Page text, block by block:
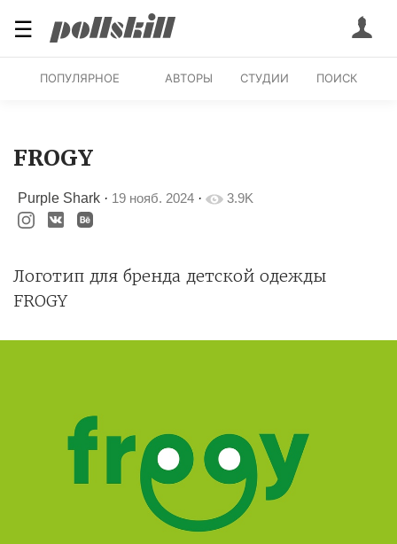
☰
ПОПУЛЯРНОЕ АВТОРЫ СТУДИИ ПОИСК
FROGY
Purple Shark · 19 нояб. 2024 · 3.9K
Логотип для бренда детской одежды
FROGY